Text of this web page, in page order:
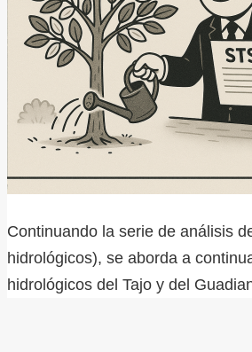
Continuando la serie de análisis
hidrológicos), se aborda a
hidrológicos del Tajo y del